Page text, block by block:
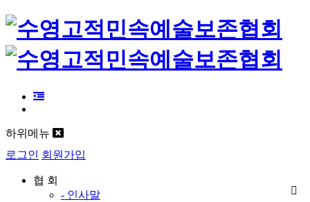
하위메뉴
로그인 회원가입
협 회
- 인사말